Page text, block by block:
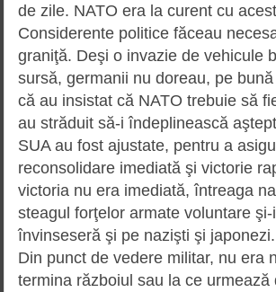
de zile. NATO era la curent cu
Considerente politice făceau
graniţă. Deşi o invazie de vehicule
sursă, germanii nu doreau, pe
că au insistat că NATO trebuie să
au străduit să-i îndeplinească
SUA au fost ajustate, pentru a
reconsolidare imediată şi victorie
victoria nu era imediată, întreaga
steagul forţelor armate voluntare
învinseseră şi pe nazişti şi japonezi.
Din punct de vedere militar, nu era
termina războiul sau la ce